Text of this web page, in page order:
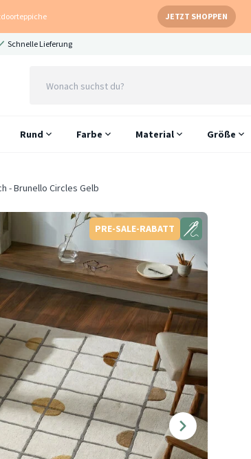
JETZT SHOPPEN
Schnelle Lieferung
Rund Farbe Material Größe
- Brunello Circles Gelb
PRE-SALE-RABATT